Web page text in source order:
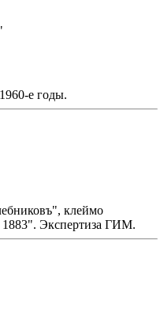
е годы.
клеймо
1883". Экспертиза ГИМ.